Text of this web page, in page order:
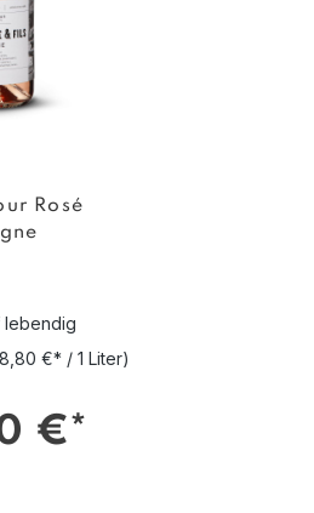
Rosé
lebendig
€* / 1 Liter)
€*